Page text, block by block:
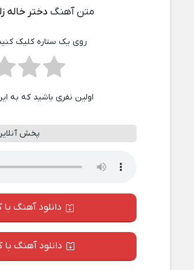
متن آهنگ دختر خاله
روی یک ستاره کلیک
اولین نفری باشید که به
پخش
دانلود آهنگ با
دانلود آهنگ با